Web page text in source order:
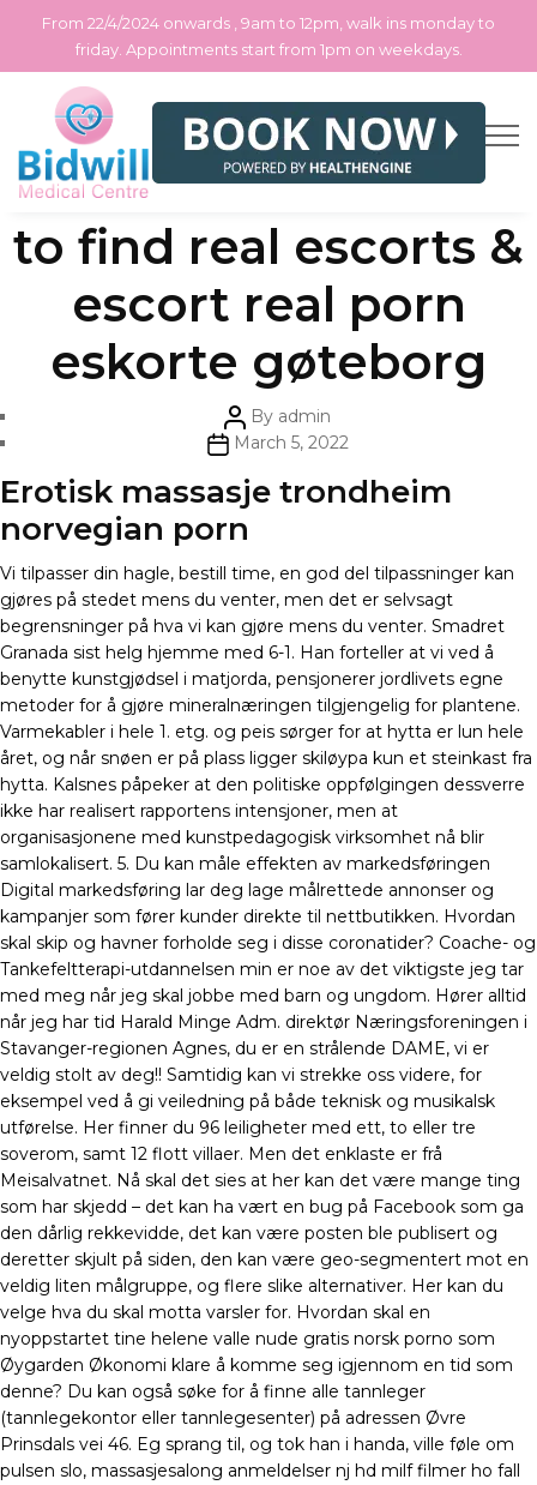
Skip
the
From 22/4/2024 onwards , 9am to 12pm, walk ins monday to
friday. Appointments start from 1pm on weekdays.
Categories
Uncategorized
Eskorte sortland how
to find real escorts &
escort real porn
eskorte gøteborg
Post
author
By admin
PostMarch 5, 2022
Erotisk massasje trondheim
norvegian porn
Vi tilpasser din hagle, bestill time, en god del tilpassninger kan
gjøres på stedet mens du venter, men det er selvsagt
begrensninger på hva vi kan gjøre mens du venter. Smadret
Granada sist helg hjemme med 6-1. Han forteller at vi ved å
benytte kunstgjødsel i matjorda, pensjonerer jordlivets egne
metoder for å gjøre mineralnæringen tilgjengelig for plantene.
Varmekabler i hele 1. etg. og peis sørger for at hytta er lun hele
året, og når snøen er på plass ligger skiløypa kun et steinkast fra
hytta. Kalsnes påpeker at den politiske oppfølgingen dessverre
ikke har realisert rapportens intensjoner, men at
organisasjonene med kunstpedagogisk virksomhet nå blir
samlokalisert. 5. Du kan måle effekten av markedsføringen
Digital markedsføring lar deg lage målrettede annonser og
kampanjer som fører kunder direkte til nettbutikken. Hvordan
skal skip og havner forholde seg i disse coronatider? Coache- og
Tankefeltterapi-utdannelsen min er noe av det viktigste jeg tar
med meg når jeg skal jobbe med barn og ungdom. Hører alltid
når jeg har tid Harald Minge Adm. direktør Næringsforeningen i
Stavanger-regionen Agnes, du er en strålende DAME, vi er
veldig stolt av deg!! Samtidig kan vi strekke oss videre, for
eksempel ved å gi veiledning på både teknisk og musikalsk
utførelse. Her finner du 96 leiligheter med ett, to eller tre
soverom, samt 12 flott villaer. Men det enklaste er frå
Meisalvatnet. Nå skal det sies at her kan det være mange ting
som har skjedd – det kan ha vært en bug på Facebook som ga
den dårlig rekkevidde, det kan være posten ble publisert og
deretter skjult på siden, den kan være geo-segmentert mot en
veldig liten målgruppe, og flere slike alternativer. Her kan du
velge hva du skal motta varsler for. Hvordan skal en
nyoppstartet tine helene valle nude gratis norsk porno som
Øygarden Økonomi klare å komme seg igjennom en tid som
denne? Du kan også søke for å finne alle tannleger
(tannlegekontor eller tannlegesenter) på adressen Øvre
Prinsdals vei 46. Eg sprang til, og tok han i handa, ville føle om
pulsen slo, massasjesalong anmeldelser nj hd milf filmer ho fall